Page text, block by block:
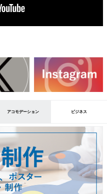
アコモデーション ビジネス